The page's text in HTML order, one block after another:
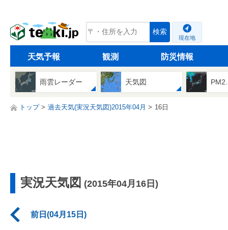
tenki.jp 検索
現在地
天気予報 観測 防災情報
雨雲レーダー 天気図
トップ 過去天気(実況天気図)2015年04月 16日
実況天気図 (2015年04月16日)
前日(04月15日)